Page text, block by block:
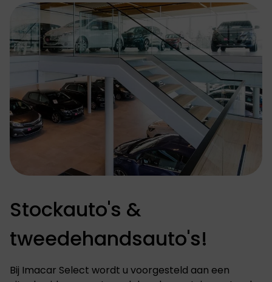
Stockauto's &
tweedehandsauto's!
Bij Imacar Select wordt u voorgesteld aan een